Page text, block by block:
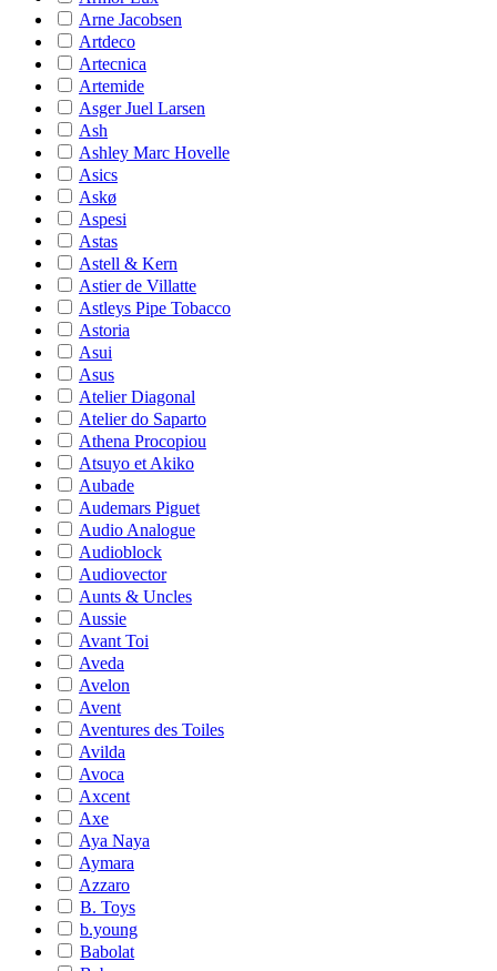
Arne Jacobsen
Artdeco
Artecnica
Artemide
Asger Juel Larsen
Ash
Ashley Marc Hovelle
Asics
Askø
Aspesi
Astas
Astell & Kern
Astier de Villatte
Astleys Pipe Tobacco
Astoria
Asui
Asus
Atelier Diagonal
Atelier do Saparto
Athena Procopiou
Atsuyo et Akiko
Aubade
Audemars Piguet
Audio Analogue
Audioblock
Audiovector
Aunts & Uncles
Aussie
Avant Toi
Aveda
Avelon
Avent
Aventures des Toiles
Avilda
Avoca
Axcent
Axe
Aya Naya
Aymara
Azzaro
B. Toys
b.young
Babolat